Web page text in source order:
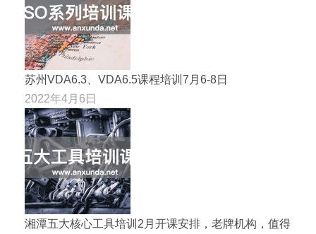
苏州VDA6.3、VDA6.5课程培训7月6-8日
2022年4月6日
湘潭五大核心工具培训2月开课安排，老牌机构，值得